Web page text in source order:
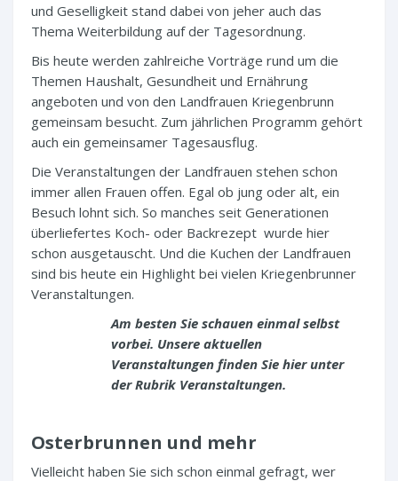
und Geselligkeit stand dabei von jeher auch das
Thema Weiterbildung auf der Tagesordnung.
Bis heute werden zahlreiche Vorträge rund um die
Themen Haushalt, Gesundheit und Ernährung
angeboten und von den Landfrauen Kriegenbrunn
gemeinsam besucht. Zum jährlichen Programm gehört
auch ein gemeinsamer Tagesausflug.
Die Veranstaltungen der Landfrauen stehen schon
immer allen Frauen offen. Egal ob jung oder alt, ein
Besuch lohnt sich. So manches seit Generationen
überliefertes Koch- oder Backrezept wurde hier
schon ausgetauscht. Und die Kuchen der Landfrauen
sind bis heute ein Highlight bei vielen Kriegenbrunner
Veranstaltungen.
Am besten Sie schauen einmal selbst
vorbei. Unsere aktuellen
Veranstaltungen finden Sie hier unter
der Rubrik Veranstaltungen.
Osterbrunnen und mehr
Vielleicht haben Sie sich schon einmal gefragt, wer